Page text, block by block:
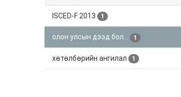
ISCED-F 2013 1
олон улсын дээд бол... 1
хөтөлбөрийн ангилал 1